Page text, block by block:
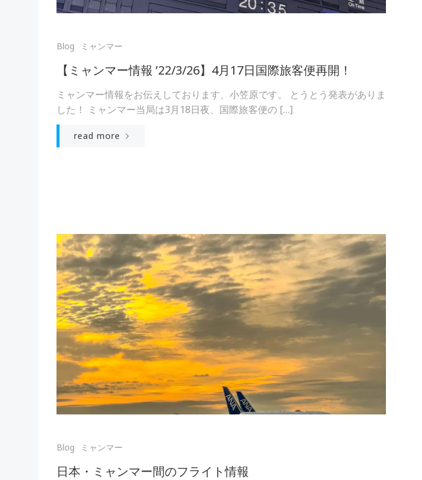
Blog ミャンマー
【ミャンマー情報 ’22/3/26】4月17日国際旅客便再開！
ミャンマー情報をお伝えしております、小笠原です。 とうとう発表がありま
した！ ミャンマー当局は3月18日夜、国際旅客便の […]
read more
Blog ミャンマー
日本・ミャンマー間のフライト情報